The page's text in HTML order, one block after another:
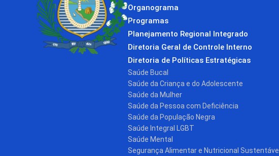
Organograma
Programas
Planejamento Regional Integrado
Diretoria Geral de Controle Interno
Diretoria de Políticas Estratégicas
Saúde Bucal
Saúde da Criança e do Adolescente
Saúde da Mulher
Saúde da Pessoa com Deficiência
Saúde da População Negra
Saúde Integral LGBT
Saúde Mental
Segurança Alimentar e Nutricional Sustentável